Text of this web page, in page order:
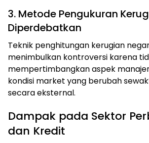
3. Metode Pengukuran
Diperdebatkan
Teknik penghitungan kerugian
menimbulkan kontroversi karena
mempertimbangkan aspek
kondisi market yang berubah
secara eksternal.
Dampak pada Sektor
dan Kredit